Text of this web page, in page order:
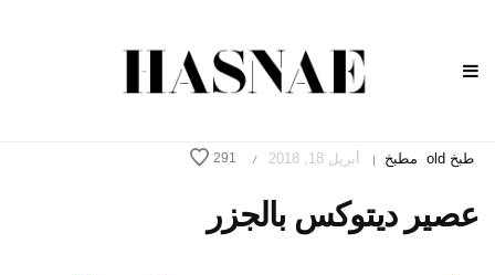
طبخ old مطبخ | أبريل 18, 2018 /
291
عصير ديتوكس بالجزر